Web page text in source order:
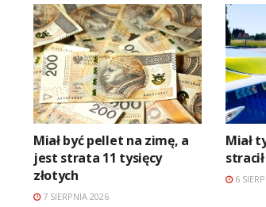
Miał być pellet na zimę, a
jest strata 11 tysięcy
złotych
7 SIERPNIA 2026
Miał
6